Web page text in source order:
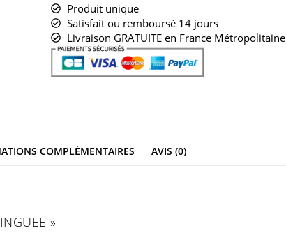
Produit unique
Satisfait ou remboursé 14 jours
Livraison GRATUITE en France Métropolitaine
COMPLÉMENTAIRES AVIS (0)
»